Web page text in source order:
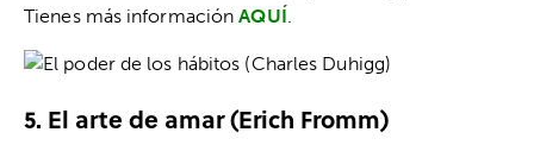
Tienes más informaciónAQUÍ.
5. El arte de amar (Erich Fromm)